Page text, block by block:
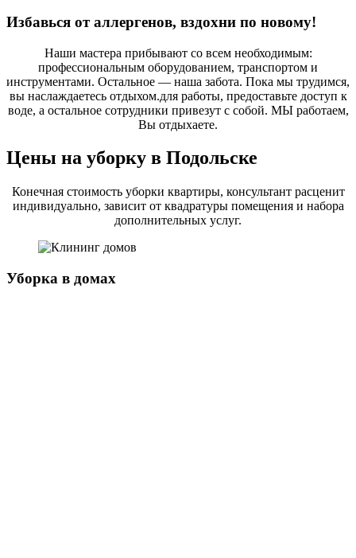
Избавься от аллергенов, вздохни по новому!
Наши мастера прибывают со всем необходимым:
профессиональным оборудованием, транспортом и
инструментами. Остальное — наша забота. Пока мы трудимся,
вы наслаждаетесь отдыхом.для работы, предоставьте доступ к
воде, а остальное сотрудники привезут с собой. МЫ работаем,
Вы отдыхаете.
Цены на уборку в Подольске
Конечная стоимость уборки квартиры, консультант расценит
индивидуально, зависит от квадратуры помещения и набора
дополнительных услуг.
Уборка в домах